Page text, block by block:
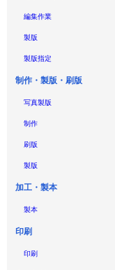
編集作業
製版
製版指定
制作・製版・刷版
写真製版
制作
刷版
製版
加工・製本
製本
印刷
印刷